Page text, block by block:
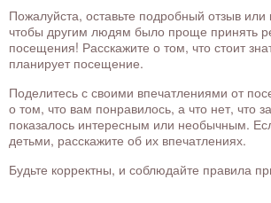
Пожалуйста, оставьте подробный отзыв
чтобы другим людям было проще принять
посещения! Расскажите о том, что стоит
планирует посещение.
Поделитесь с своими впечатлениями от
о том, что вам понравилось, а что нет, что
показалось интересным или необычным.
детьми, расскажите об их впечатлениях.
Будьте корректны, и соблюдайте правила